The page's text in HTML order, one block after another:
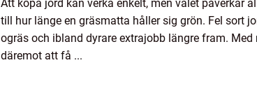
Att köpa jord kan verka enkelt, men valet påverkar
till hur länge en gräsmatta håller sig grön. Fel sort
ogräs och ibland dyrare extrajobb längre fram.
däremot att få ...